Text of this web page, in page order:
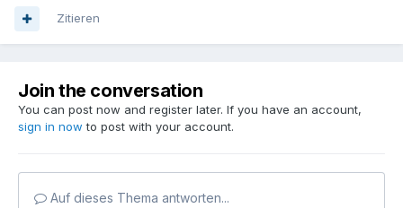
Zitieren
Join the conversation
You can post now and register later. If you have an account,
sign in now to post with your account.
Auf dieses Thema antworten...